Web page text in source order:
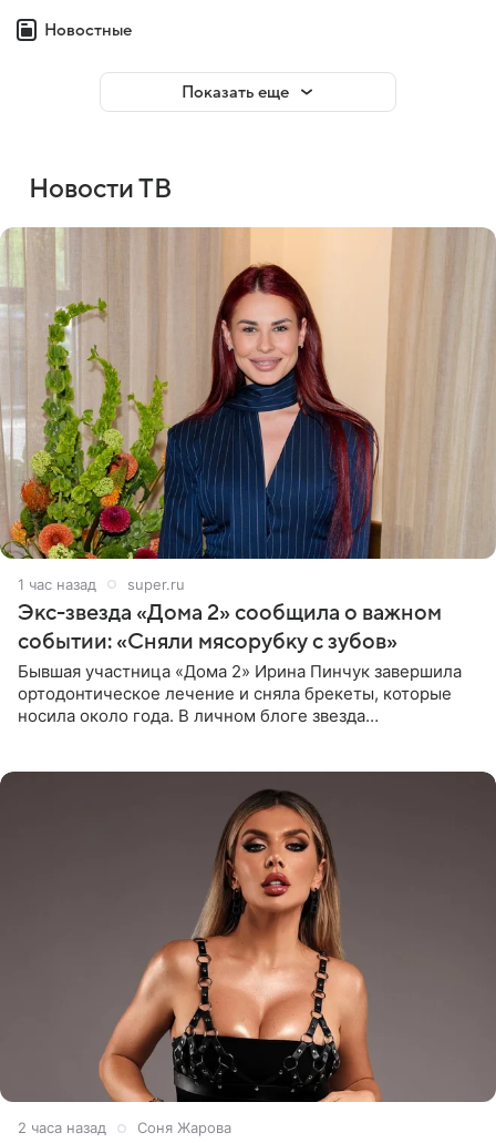
Новостные
Показать еще
Новости ТВ
1 час назад super.ru
Экс-звезда «Дома 2» сообщила о важном
событии: «Сняли мясорубку с зубов»
Бывшая участница «Дома 2» Ирина Пинчук завершила
ортодонтическое лечение и сняла брекеты, которые
носила около года. В личном блоге звезда
2 часа назад Соня Жарова